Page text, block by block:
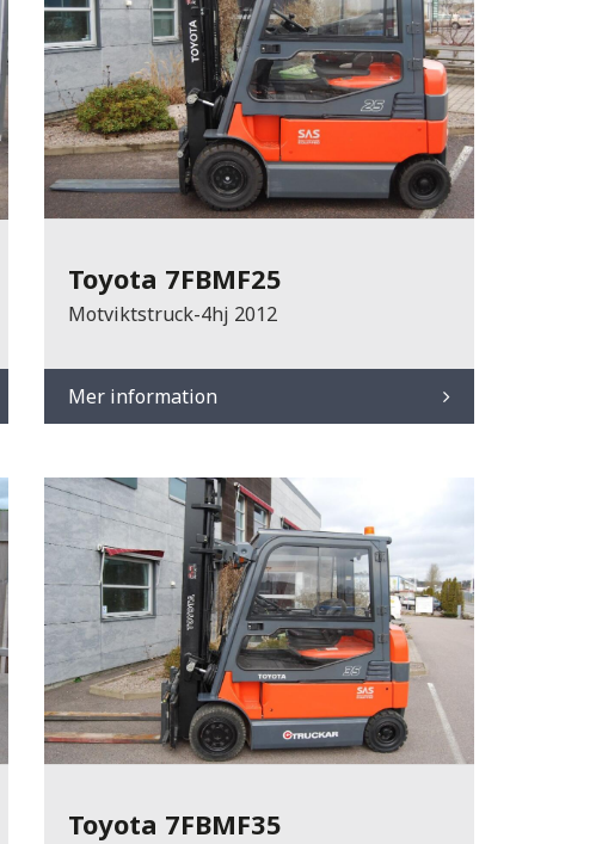
Toyota 7FBMF25
Motviktstruck-4hj 2012
Mer information
Toyota 7FBMF35